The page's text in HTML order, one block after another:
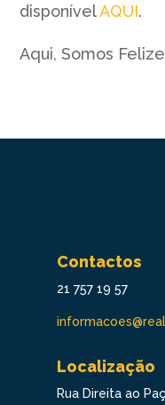
disponívelAQUI.
Aqui, Somos
Contactos
21 757 19 57
Localização
Rua Direita ao